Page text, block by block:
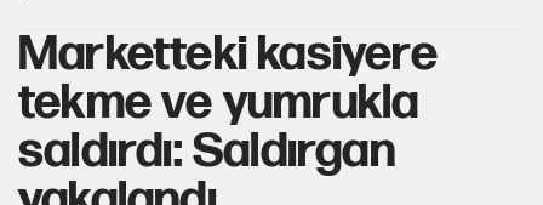
Marketteki kasiyere
tekme ve yumrukla
saldırdı: Saldırgan